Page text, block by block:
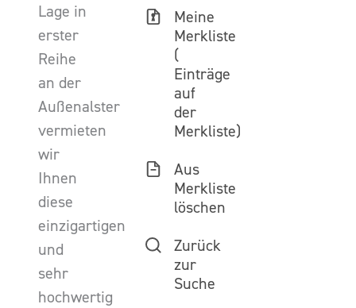
Lage in
erster
Reihe
an der
Außenalster
vermieten
wir
Ihnen
diese
einzigartigen
und
sehr
hochwertig
Meine
Merkliste
(
Einträge
auf
der
Merkliste)
Aus
Merkliste
löschen
Zurück
zur
Suche